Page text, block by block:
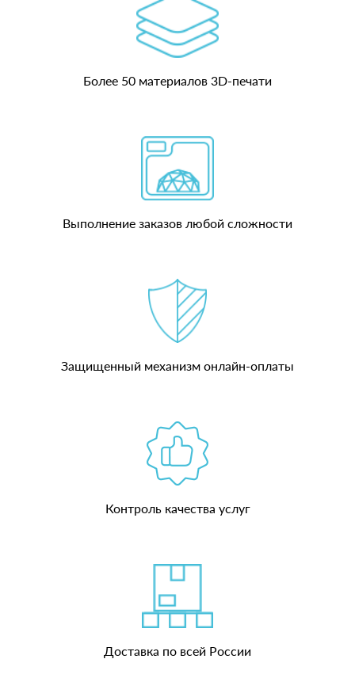
Более 50 материалов 3D-печати
Выполнение заказов любой сложности
Защищенный механизм онлайн-оплаты
Контроль качества услуг
Доставка по всей России